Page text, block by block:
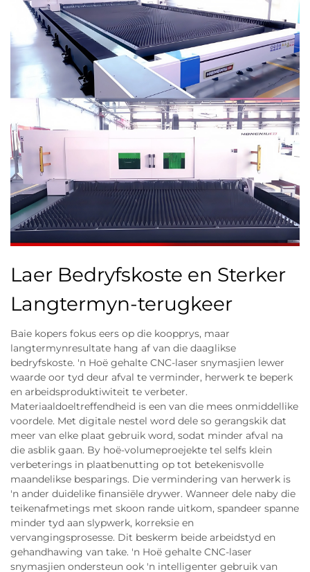
Laer Bedryfskoste en Sterker
Langtermyn-terugkeer
Baie kopers fokus eers op die koopprys, maar
langtermynresultate hang af van die daaglikse
bedryfskoste. 'n Hoë gehalte CNC-laser snymasjien lewer
waarde oor tyd deur afval te verminder, herwerk te beperk
en arbeidsproduktiwiteit te verbeter.
Materiaaldoeltreffendheid is een van die mees onmiddellike
voordele. Met digitale nestel word dele so gerangskik dat
meer van elke plaat gebruik word, sodat minder afval na
die asblik gaan. By hoë-volumeproejekte tel selfs klein
verbeterings in plaatbenutting op tot betekenisvolle
maandelikse besparings. Die vermindering van herwerk is
'n ander duidelike finansiële drywer. Wanneer dele naby die
teikenafmetings met skoon rande uitkom, spandeer spanne
minder tyd aan slypwerk, korreksie en
vervangingsprosesse. Dit beskerm beide arbeidstyd en
gehandhawing van take. 'n Hoë gehalte CNC-laser
snymasjien ondersteun ook 'n intelligenter gebruik van